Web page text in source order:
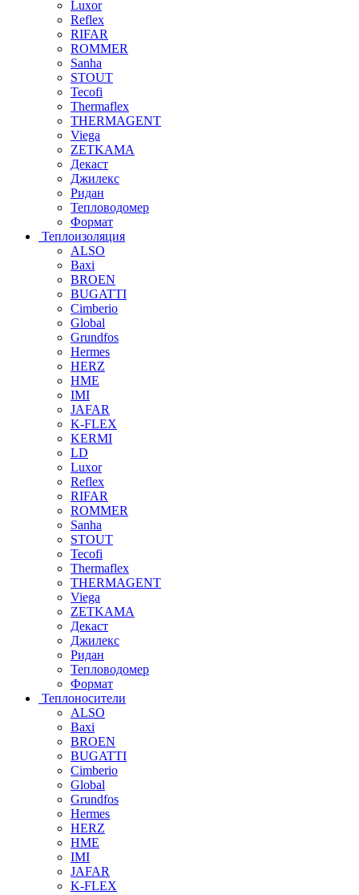
Luxor
Reflex
RIFAR
ROMMER
Sanha
STOUT
Tecofi
Thermaflex
THERMAGENT
Viega
ZETKAMA
Декаст
Джилекс
Ридан
Тепловодомер
Формат
Теплоизоляция
ALSO
Baxi
BROEN
BUGATTI
Cimberio
Global
Grundfos
Hermes
HERZ
HME
IMI
JAFAR
K-FLEX
KERMI
LD
Luxor
Reflex
RIFAR
ROMMER
Sanha
STOUT
Tecofi
Thermaflex
THERMAGENT
Viega
ZETKAMA
Декаст
Джилекс
Ридан
Тепловодомер
Формат
Теплоносители
ALSO
Baxi
BROEN
BUGATTI
Cimberio
Global
Grundfos
Hermes
HERZ
HME
IMI
JAFAR
K-FLEX